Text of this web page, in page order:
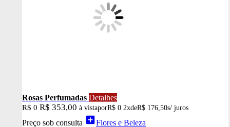
Rosas Perfumadas Detalhes
R$ 0 R$ 353,00 à vistaporR$ 0 2xdeR$ 176,50s/ juros
Preço sob consulta add_boxFlores e Beleza